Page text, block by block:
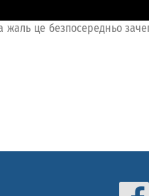
це безпосередньо